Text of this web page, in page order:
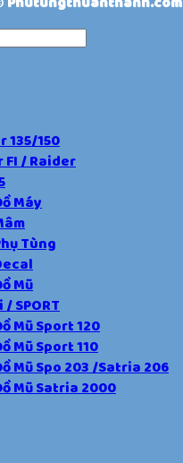
135/150
FI / Raider
Máy
Tùng
Mũ
SPORT
Mũ Sport 120
Mũ Sport 110
Mũ Spo 203 /Satria 206
Mũ Satria 2000